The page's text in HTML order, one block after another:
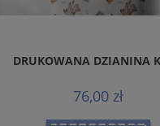
DRUKOWANA DZIANINA
76,00 zł